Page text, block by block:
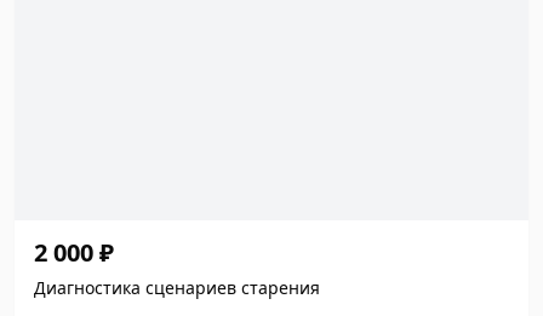
2 000 ₽
Диагностика сценариев старения